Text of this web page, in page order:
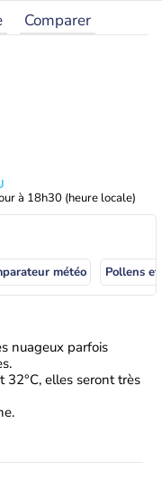
Comparer
à 18h30 (heure locale)
météo Pollens
nuageux parfois
32°C, elles seront très